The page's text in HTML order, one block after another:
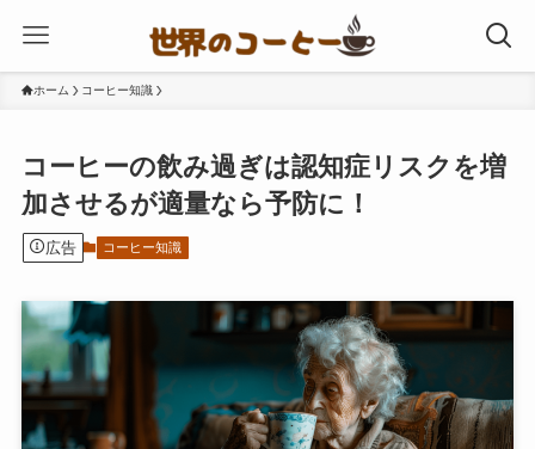
ホーム コーヒー知識
コーヒーの飲み過ぎは認知症リスクを増
加させるが適量なら予防に！
広告 コーヒー知識